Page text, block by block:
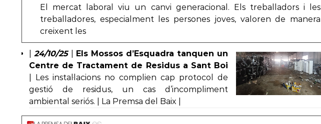
El mercat laboral viu un canvi generacional. Els treballadors i les
treballadores, especialment les persones joves, valoren de manera
creixent les
24/10/25
Els Mossos d’Esquadra tanquen un
Centre de Tractament de Residus a Sant Boi
| Les instal·lacions no complien cap protocol de
gestió de residus, un cas d’incompliment
ambiental seriós. | La Premsa del Baix |